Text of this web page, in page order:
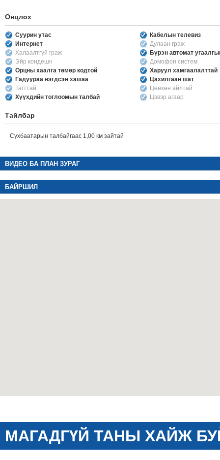
Онцлох
Суурин утас
Кабелын телевиз
Интернет
Дулаан граж
Халаалтгүй граж
Бүрэн автомат
Эйр кондешн
Домофон систем
Орцны хаалга төмөр кодтой
Харуул хамгаалалттай
Гадуураа нэгдсэн хашаа
Цахилгаан шат
Тагттай
Цөөхөн айлтай
Хүүхдийн тоглоомын талбай
Цэвэр агаар
Тайлбар
Сүхбаатарын талбайгаас 1,00 км зайтай
ВИДЕО БА ПЛАН ЗУРАГ
БАЙРШИЛ
МАГАДГҮЙ ТАНЫ ХАЙЖ